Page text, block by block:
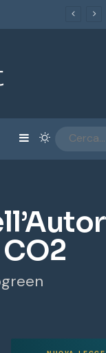
Barra laterale
Cambia